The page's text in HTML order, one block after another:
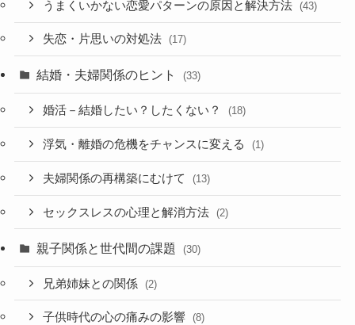
うまくいかない恋愛パターンの原因と解決方法 (43)
失恋・片思いの対処法 (17)
結婚・夫婦関係のヒント (33)
婚活－結婚したい？したくない？ (18)
浮気・離婚の危機をチャンスに変える (1)
夫婦関係の再構築にむけて (13)
セックスレスの心理と解消方法 (2)
親子関係と世代間の課題 (30)
兄弟姉妹との関係 (2)
子供時代の心の痛みの影響 (8)